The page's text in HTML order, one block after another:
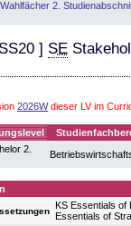
Wahlfächer 2.
] SE
2026Wdieser LV im
2.
KS Essentials of
Essentials of